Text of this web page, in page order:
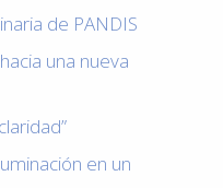
de PANDIS
una nueva
en un